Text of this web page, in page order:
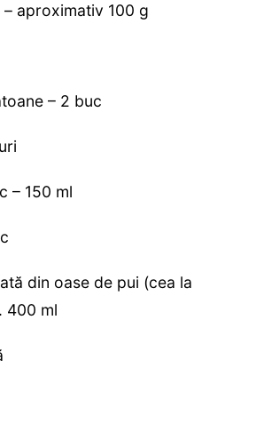
aproximativ 100 g
– 2 buc
– 150 ml
din oase de pui (cea la
400 ml